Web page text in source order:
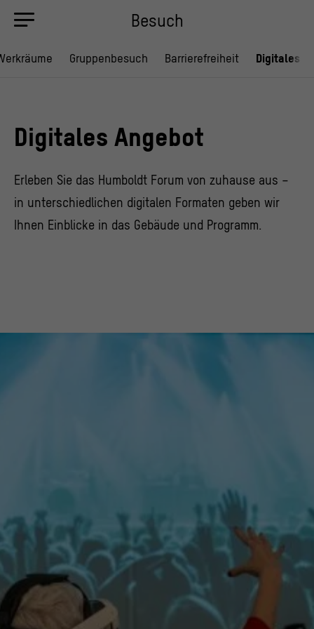
Besuch
Gruppenbesuch Barrierefreiheit Digitales
Digitales Angebot
Erleben Sie das Humboldt Forum von zuhause aus –
in unterschiedlichen digitalen Formaten geben wir
Ihnen Einblicke in das Gebäude und Programm.